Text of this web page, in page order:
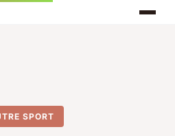
SPORT